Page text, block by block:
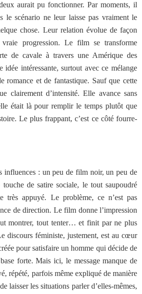
aurait pu fonctionner. Par moments, il
le scénario ne leur laisse pas vraiment le
chose. Leur relation évolue de façon
vraie progression. Le film se transforme
de cavale à travers une Amérique des
idée intéressante, surtout avec ce mélange
romance et de fantastique. Sauf que cette
clairement d’intensité. Elle avance sans
était là pour remplir le temps plutôt que
Le plus frappant, c’est ce côté fourre-
influences : un peu de film noir, un peu de
touche de satire sociale, le tout saupoudré
très appuyé. Le problème, ce n’est pas
de direction. Le film donne l’impression
montrer, tout tenter… et finit par ne plus
discours féministe, justement, est au cœur
pour satisfaire un homme qui décide de
base forte. Mais ici, le message manque de
répété, parfois même expliqué de manière
laisser les situations parler d’elles-mêmes,